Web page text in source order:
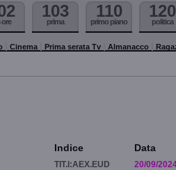
ore
103
prima
110
primo piano
120
politica
Cinema Prima serata Tv Almanacco
Indice Data
TIT.I:AEX.EUD
20/09/